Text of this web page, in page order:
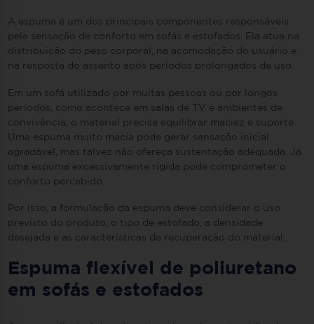
A espuma é um dos principais componentes responsáveis
pela sensação de conforto em sofás e estofados. Ela atua na
distribuição do peso corporal, na acomodação do usuário e
na resposta do assento após períodos prolongados de uso.
Em um sofá utilizado por muitas pessoas ou por longos
períodos, como acontece em salas de TV e ambientes de
convivência, o material precisa equilibrar maciez e suporte.
Uma espuma muito macia pode gerar sensação inicial
agradável, mas talvez não ofereça sustentação adequada. Já
uma espuma excessivamente rígida pode comprometer o
conforto percebido.
Por isso, a formulação da espuma deve considerar o uso
previsto do produto, o tipo de estofado, a densidade
desejada e as características de recuperação do material.
Espuma flexível de poliuretano
em sofás e estofados